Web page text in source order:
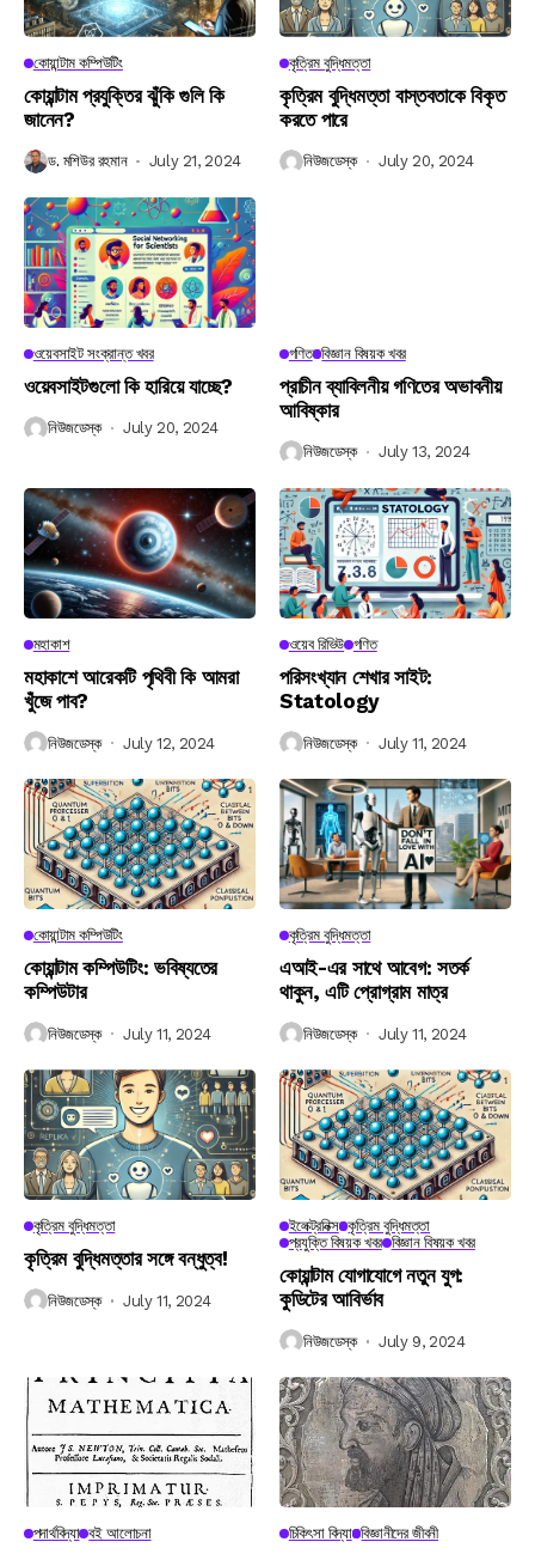
কোয়ান্টাম কম্পিউটিং
কোয়ান্টাম প্রযুক্তির ঝুঁকি গুলি কি
জানেন?
ড. মশিউর রহমান July 21, 2024
কৃত্রিম বুদ্ধিমত্তা
কৃত্রিম বুদ্ধিমত্তা বাস্তবতাকে বিকৃত
করতে পারে
নিউজডেস্ক July 20, 2024
ওয়েবসাইট সংক্রান্ত খবর
ওয়েবসাইটগুলো কি হারিয়ে যাচ্ছে?
নিউজডেস্ক July 20, 2024
গণিত বিজ্ঞান বিষয়ক খবর
প্রাচীন ব্যাবিলনীয় গণিতের অভাবনীয়
আবিষ্কার
নিউজডেস্ক July 13, 2024
মহাকাশ
মহাকাশে আরেকটি পৃথিবী কি আমরা
খুঁজে পাব?
নিউজডেস্ক July 12, 2024
ওয়েব রিভিউ গণিত
পরিসংখ্যান শেখার সাইট:
Statology
নিউজডেস্ক July 11, 2024
কোয়ান্টাম কম্পিউটিং
কোয়ান্টাম কম্পিউটিং: ভবিষ্যতের
কম্পিউটার
নিউজডেস্ক July 11, 2024
কৃত্রিম বুদ্ধিমত্তা
এআই-এর সাথে আবেগ: সতর্ক
থাকুন, এটি প্রোগ্রাম মাত্র
নিউজডেস্ক July 11, 2024
কৃত্রিম বুদ্ধিমত্তা
কৃত্রিম বুদ্ধিমত্তার সঙ্গে বন্ধুত্ব!
নিউজডেস্ক July 11, 2024
ইলেক্ট্রনিক্স কৃত্রিম বুদ্ধিমত্তা
প্রযুক্তি বিষয়ক খবর বিজ্ঞান বিষয়ক খবর
কোয়ান্টাম যোগাযোগে নতুন যুগ:
কুডিটের আবির্ভাব
নিউজডেস্ক July 9, 2024
পদার্থবিদ্যা বই আলোচনা চিকিৎসা বিদ্যা বিজ্ঞানীদের জীবনী